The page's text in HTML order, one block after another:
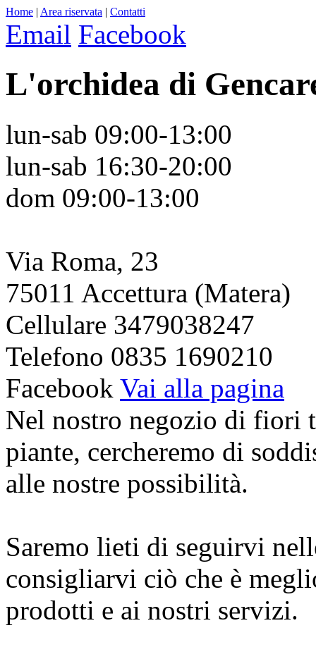
Home | Area riservata | Contatti
Email Facebook
L'orchidea di
lun-sab 09:00-13:00
lun-sab 16:30-20:00
dom 09:00-13:00
Via Roma, 23
75011 Accettura (Matera)
Cellulare 3479038247
Telefono 0835 1690210
Facebook Vai alla pagina
Nel nostro negozio di fiori
piante, cercheremo di
alle nostre possibilità.
Saremo lieti di seguirvi
consigliarvi ciò che è
prodotti e ai nostri servizi.